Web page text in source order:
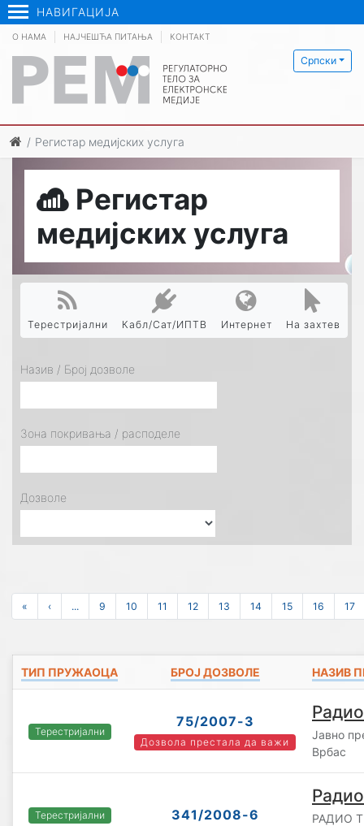
НАВИГАЦИЈА
Српски
О НАМА НАЈЧЕШЋА ПИТАЊА КОНТАКТ
Регистар медијских услуга
Регистар
медијских услуга
Терестријални Кабл/Сат/ИПТВ Интернет На захтев
Назив / Број дозволе
Зона покривања / расподеле
Дозволе
« ‹ ... 9 10 11 12 13 14 15 16 17
ТИП ПРУЖАОЦА БРОЈ ДОЗВОЛЕ НАЗИВ
Терестријални
75/2007-3
Дозвола престала да важи
Јавно
Врбас
Терестријални 341/2008-6
РАДИО